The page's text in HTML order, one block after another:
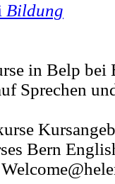
Bildung
in Belp bei
Sprechen
Bern